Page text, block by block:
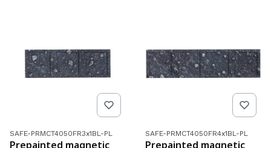
Kod produktu
SAFE-PRMCT4050FR3x1BL-PL
Prepainted magnetic
Kod produktu
SAFE-PRMCT4050FR4x1BL-PL
Prepainted magnetic